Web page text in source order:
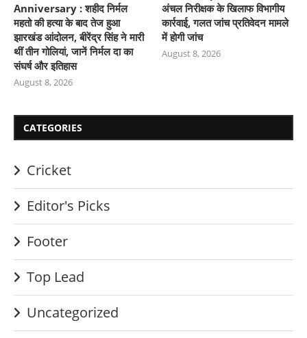
Anniversary : शहीद निर्मल
महतो की हत्या के बाद तेज हुआ
झारखंड आंदोलन, बीरेंद्र सिंह ने मारी
थीं तीन गोलियां, जानें निर्मल दा का
संघर्ष और इतिहास
August 8, 2026
अंचल निरीक्षक के खिलाफ विभागीय
कार्रवाई, गलत जांच प्रतिवेदन मामले
में होगी जांच
August 8, 2026
CATEGORIES
Cricket
Editor's Picks
Footer
Top Lead
Uncategorized